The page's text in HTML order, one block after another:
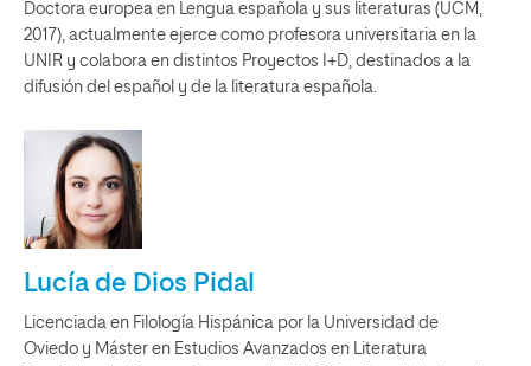
Doctora europea en Lengua española y sus literaturas (UCM,
2017), actualmente ejerce como profesora universitaria en la
UNIR y colabora en distintos Proyectos I+D, destinados a la
difusión del español y de la literatura española.
Lucía de Dios Pidal
Licenciada en Filología Hispánica por la Universidad de
Oviedo y Máster en Estudios Avanzados en Literatura